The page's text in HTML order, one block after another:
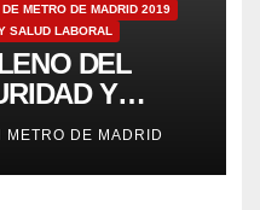
METRO DE MADRID 2019
SALUD LABORAL
DEL
Y
METRO DE MADRID